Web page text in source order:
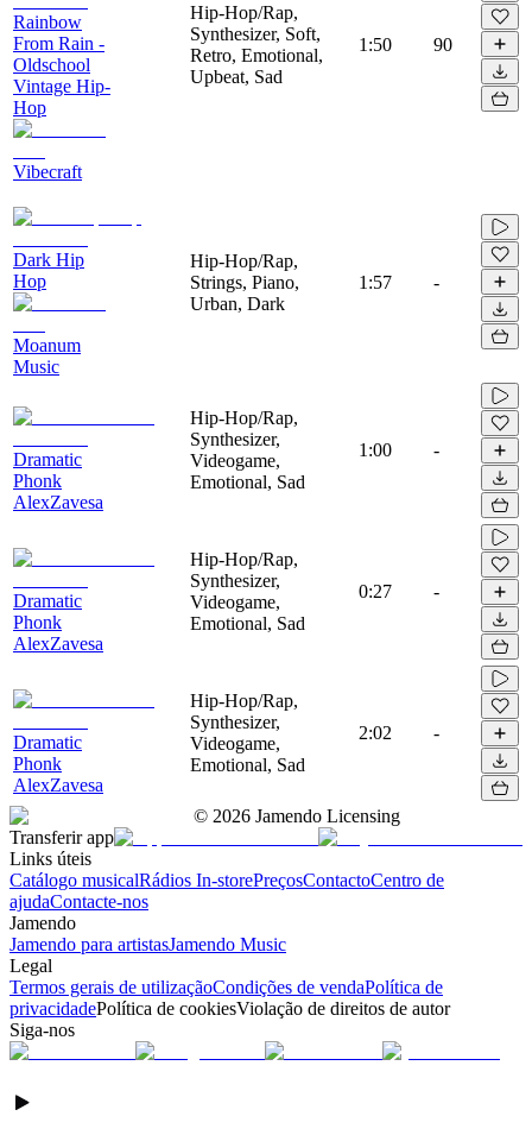
Rainbow
From Rain -
Oldschool
Vintage Hip-
Hop
Vibecraft
Hip-Hop/Rap,
Synthesizer, Soft,
Retro, Emotional,
Upbeat, Sad
1:50 90
Dark Hip
Hop
Moanum
Music
Hip-Hop/Rap,
Strings, Piano,
Urban, Dark
1:57 -
Dramatic
Phonk
AlexZavesa
Hip-Hop/Rap,
Synthesizer,
Videogame,
Emotional, Sad
1:00 -
Dramatic
Phonk
AlexZavesa
Hip-Hop/Rap,
Synthesizer,
Videogame,
Emotional, Sad
0:27 -
Dramatic
Phonk
AlexZavesa
Hip-Hop/Rap,
Synthesizer,
Videogame,
Emotional, Sad
2:02 -
© 2026 Jamendo Licensing
Transferir app
Links úteis
Catálogo musicalRádios In-storePreçosContactoCentro de
ajudaContacte-nos
Jamendo
Jamendo para artistasJamendo Music
Legal
Termos gerais de utilizaçãoCondições de vendaPolítica de
privacidadePolítica de cookiesViolação de direitos de autor
Siga-nos